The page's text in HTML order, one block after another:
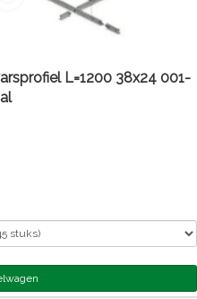
L=1200 38x24 001-